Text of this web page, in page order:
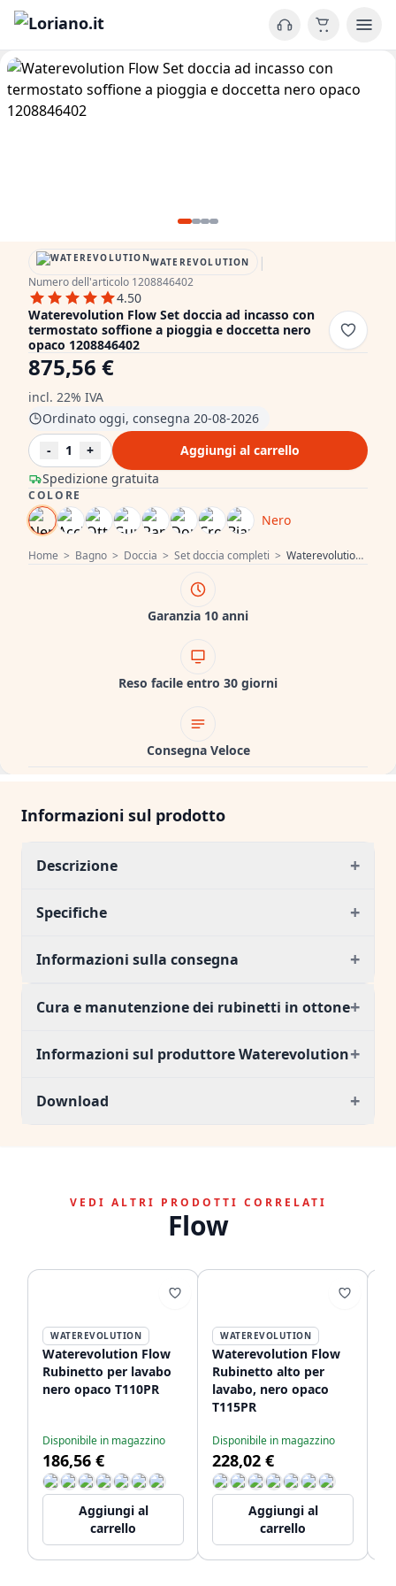
Home > Bagno > Doccia > Set doccia completi > Waterevolution Flow Set doccia ad incasso con termostato soffione a pioggia e doccetta nero opaco 1208846402
WATEREVOLUTION |
Numero dell'articolo 1208846402
4.50
Waterevolution Flow Set doccia ad incasso con
termostato soffione a pioggia e doccetta nero
opaco 1208846402
875,56 €
incl. 22% IVA
Spedizione gratuita
Ordinato oggi, consegna 20-08-2026
-
1 + Aggiungi al carrello
COLORE
Nero
Garanzia 10 anni
Reso facile entro 30 giorni
Consegna Veloce
Informazioni sul prodotto
Descrizione +
Specifiche +
Informazioni sulla consegna +
Cura e manutenzione dei rubinetti in ottone+
Informazioni sul produttore Waterevolution+
Download +
VEDI ALTRI PRODOTTI CORRELATI
Flow
WATEREVOLUTION
Waterevolution Flow
Rubinetto per lavabo
nero opaco T110PR
Disponibile in magazzino
186,56 €
Aggiungi al
carrello
WATEREVOLUTION
Waterevolution Flow
Rubinetto alto per
lavabo, nero opaco
T115PR
Disponibile in magazzino
228,02 €
Aggiungi al
carrello